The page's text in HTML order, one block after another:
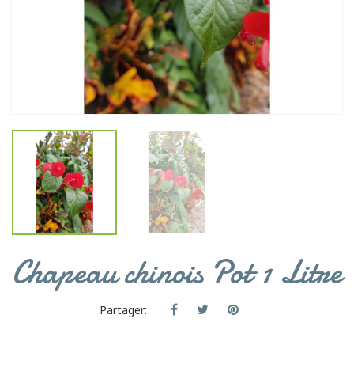
Chapeau chinois Pot 1 Litre
Partager: